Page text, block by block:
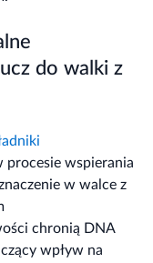
do walki z
procesie wspierania
w walce z
chronią DNA
wpływ na